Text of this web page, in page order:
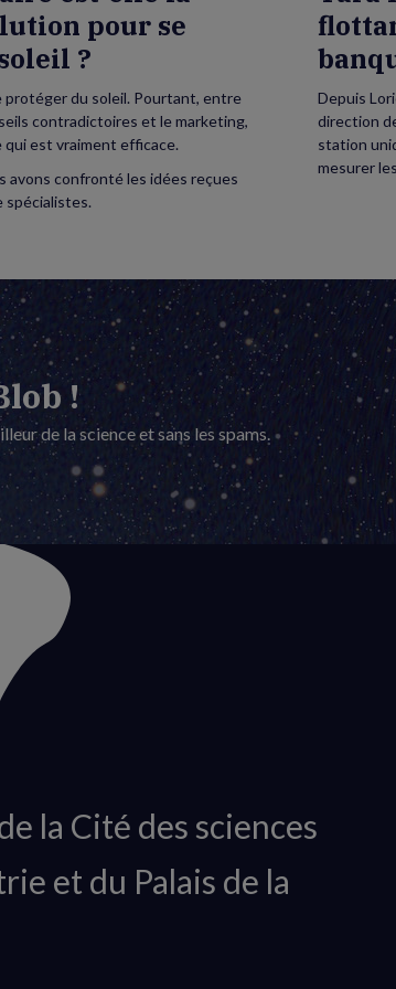
?
pour se
?
protéger du soleil. Pourtant, entre
contradictoires et le marketing,
est vraiment efficace.
avons confronté les idées reçues
spécialistes.
Depuis
direction
station
mesurer
!
de la science et sans les spams.
la Cité des sciences
et du Palais de la